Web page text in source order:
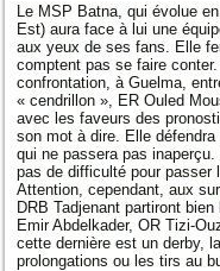
Le MSP Batna, qui évolue
Est) aura face à lui une
aux yeux de ses fans. Elle
comptent pas se faire
confrontation, à Guelma,
« cendrillon », ER Ouled
avec les faveurs des
son mot à dire. Elle
qui ne passera pas inaperçu.
pas de difficulté pour passer
Attention, cependant, aux
DRB Tadjenant partiront
Emir Abdelkader, OR Tizi-
cette dernière est un derby,
prolongations ou les tirs au